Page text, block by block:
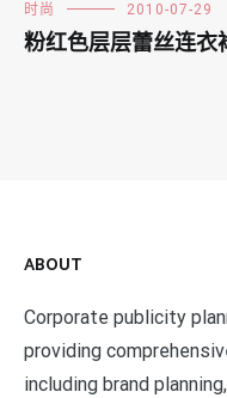
时尚 2010-07-29
粉红色层层蕾丝连
ABOUT
Corporate publicity
providing
including brand